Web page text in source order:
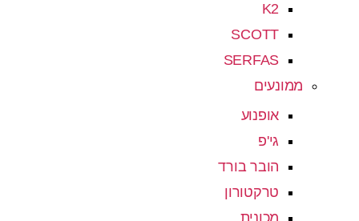
K2
SCOTT
SERFAS
ממונעים
אופנוע
גי'פ
הובר בורד
טרקטורון
מכונית